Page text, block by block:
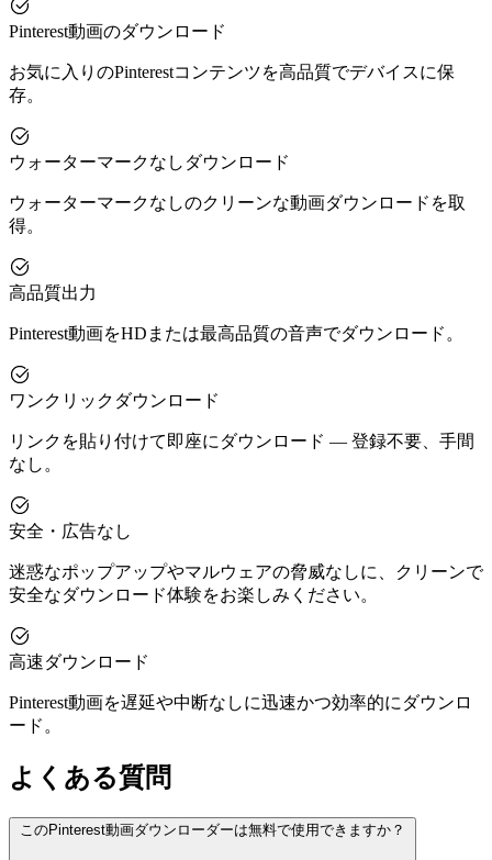
Pinterest動画のダウンロード
お気に入りのPinterestコンテンツを高品質でデバイスに保
存。
ウォーターマークなしダウンロード
ウォーターマークなしのクリーンな動画ダウンロードを取
得。
高品質出力
Pinterest動画をHDまたは最高品質の音声でダウンロード。
ワンクリックダウンロード
リンクを貼り付けて即座にダウンロード — 登録不要、手間
なし。
安全・広告なし
迷惑なポップアップやマルウェアの脅威なしに、クリーンで
安全なダウンロード体験をお楽しみください。
高速ダウンロード
Pinterest動画を遅延や中断なしに迅速かつ効率的にダウンロ
ード。
よくある質問
このPinterest動画ダウンローダーは無料で使用できますか？